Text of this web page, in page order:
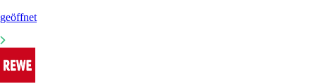
geöffnet